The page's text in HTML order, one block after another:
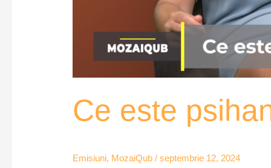
Ce este
Emisiuni, MozaiQub /septembrie 12, 2024